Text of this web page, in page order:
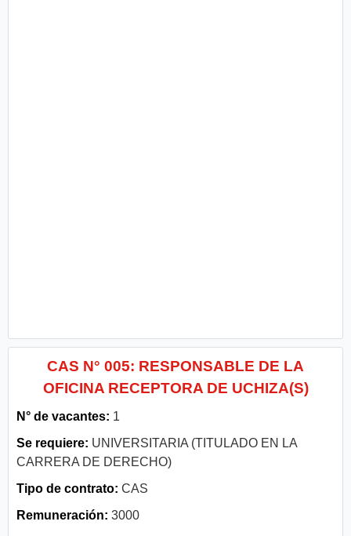
CAS N° 005: RESPONSABLE DE LA
OFICINA RECEPTORA DE UCHIZA(S)
N° de vacantes: 1
Se requiere: UNIVERSITARIA (TITULADO EN LA
CARRERA DE DERECHO)
Tipo de contrato: CAS
Remuneración: 3000